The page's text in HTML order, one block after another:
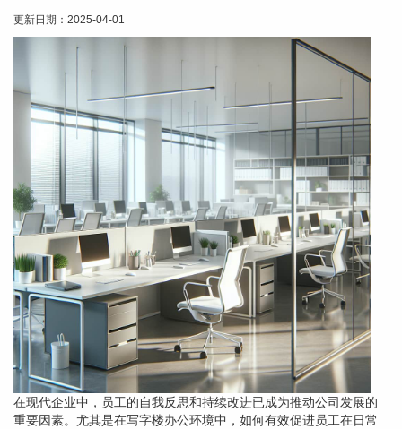
更新日期： 2025-04-01
在现代企业中，员工的自我反思和持续改进已成为推动公司发展的
重要因素。尤其是在写字楼办公环境中，如何有效促进员工在日常